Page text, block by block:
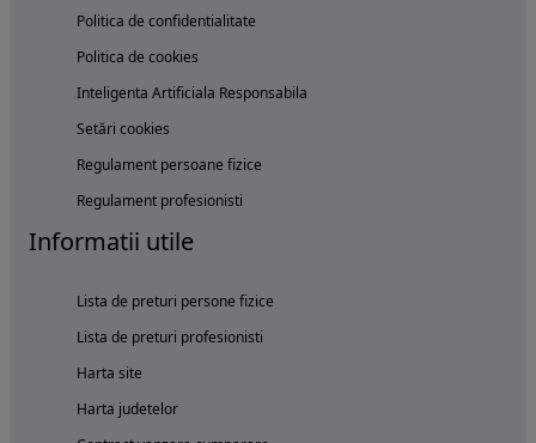
Politica de confidentialitate
Politica de cookies
Inteligenta Artificiala Responsabila
Setări cookies
Regulament persoane fizice
Regulament profesionisti
Informatii utile
Lista de preturi persone fizice
Lista de preturi profesionisti
Harta site
Harta judetelor